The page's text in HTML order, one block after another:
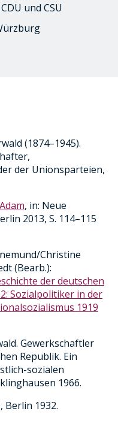
und CSU
(1874–1945).
der Unionsparteien,
, in: Neue
2013, S. 114–115
Christine
(Bearb.):
der deutschen
Sozialpolitiker in der
1919
Gewerkschaftler
Republik. Ein
sozialen
1966.
Berlin 1932.